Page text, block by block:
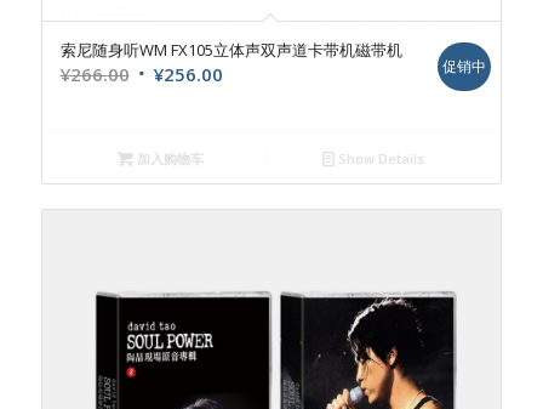
索尼随身听WM FX105立体声双声道卡带机磁带机
¥266.00 原
¥266.00。
¥256.00当
为：
促销中
加入购物车 Show Details